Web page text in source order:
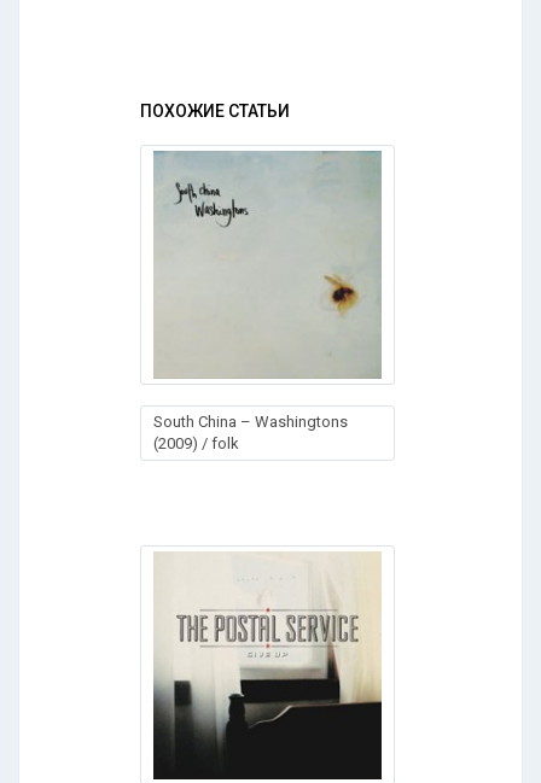
ПОХОЖИЕ СТАТЬИ
South China – Washingtons
(2009) / folk